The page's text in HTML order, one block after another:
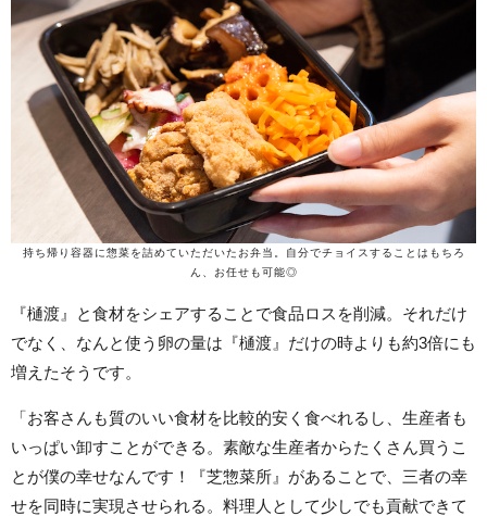
持ち帰り容器に惣菜を詰めていただいたお弁当。自分でチョイスすることはもちろ
ん、お任せも可能◎
『樋渡』と食材をシェアすることで食品ロスを削減。それだけ
でなく、なんと使う卵の量は『樋渡』だけの時よりも約3倍にも
増えたそうです。
「お客さんも質のいい食材を比較的安く食べれるし、生産者も
いっぱい卸すことができる。素敵な生産者からたくさん買うこ
とが僕の幸せなんです！『芝惣菜所』があることで、三者の幸
せを同時に実現させられる。料理人として少しでも貢献できて